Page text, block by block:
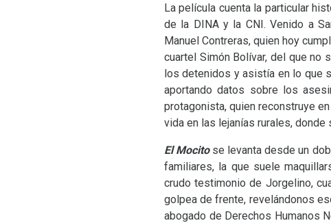
La película cuenta la particular
de la DINAy la CNI. Venido a
Manuel Contreras, quien hoy
cuartel Simón Bolívar, del que no
los detenidos y asistía en lo que
aportando datos sobre los
protagonista, quien reconstruye
vida en las lejanías rurales,
El Mocitose levanta desde un
familiares, la que suele
crudo testimonio de Jorgelino,
golpea de frente, revelándonos
abogado de Derechos Humanos